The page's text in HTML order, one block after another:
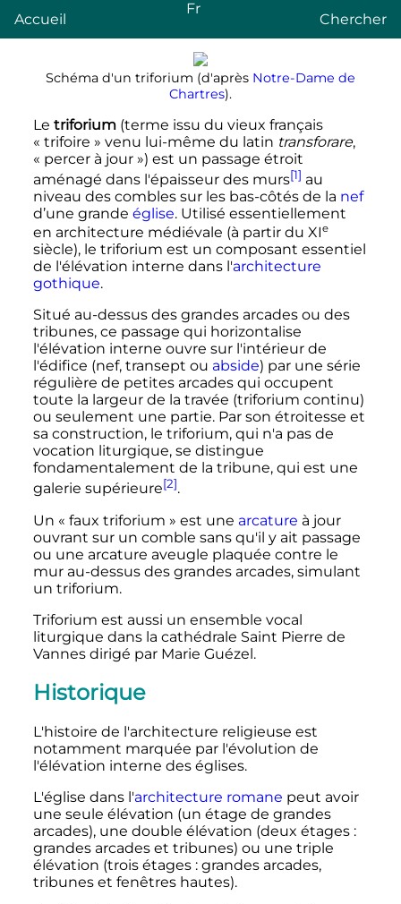
Accueil
Fr
Chercher
Schéma d'un triforium (d'après Notre-Dame de
Chartres).
Le triforium(terme issu du vieux français
« trifoire » venu lui-même du latin transforare,
« percer à jour ») est un passage étroit
aménagé dans l'épaisseur des murs[1] au
niveau des combles sur les bas-côtés de la nef
d’une grande église. Utilisé essentiellement
en architecture médiévale (à partir du XIe
siècle), le triforium est un composant essentiel
de l'élévation interne dans l'architecture
gothique.
Situé au-dessus des grandes arcades ou des
tribunes, ce passage qui horizontalise
l'élévation interne ouvre sur l'intérieur de
l'édifice (nef, transept ou abside) par une série
régulière de petites arcades qui occupent
toute la largeur de la travée (triforium continu)
ou seulement une partie. Par son étroitesse et
sa construction, le triforium, qui n'a pas de
vocation liturgique, se distingue
fondamentalement de la tribune, qui est une
galerie supérieure[2].
Un « faux triforium » est une arcature à jour
ouvrant sur un comble sans qu'il y ait passage
ou une arcature aveugle plaquée contre le
mur au-dessus des grandes arcades, simulant
un triforium.
Triforium est aussi un ensemble vocal
liturgique dans la cathédrale Saint Pierre de
Vannes dirigé par Marie Guézel.
Historique
L'histoire de l'architecture religieuse est
notamment marquée par l'évolution de
l'élévation interne des églises.
L'église dans l'architecture romane peut avoir
une seule élévation (un étage de grandes
arcades), une double élévation (deux étages :
grandes arcades et tribunes) ou une triple
élévation (trois étages : grandes arcades,
tribunes et fenêtres hautes).